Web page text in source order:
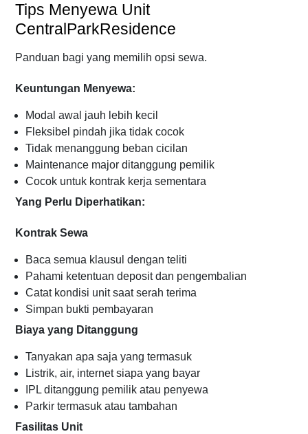
Tips Menyewa Unit
CentralParkResidence
Panduan bagi yang memilih opsi sewa.
Keuntungan Menyewa:
Modal awal jauh lebih kecil
Fleksibel pindah jika tidak cocok
Tidak menanggung beban cicilan
Maintenance major ditanggung pemilik
Cocok untuk kontrak kerja sementara
Yang Perlu Diperhatikan:
Kontrak Sewa
Baca semua klausul dengan teliti
Pahami ketentuan deposit dan pengembalian
Catat kondisi unit saat serah terima
Simpan bukti pembayaran
Biaya yang Ditanggung
Tanyakan apa saja yang termasuk
Listrik, air, internet siapa yang bayar
IPL ditanggung pemilik atau penyewa
Parkir termasuk atau tambahan
Fasilitas Unit